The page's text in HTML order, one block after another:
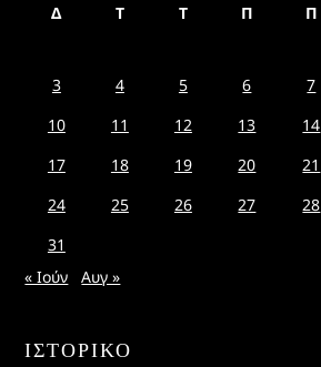
Δ Τ Τ Π Π
3
4 5 6 7
10
11 12 13 14
17
18 19 20 21
24
25 26 27 28
31
« Ιούν
Αυγ »
ΙΣΤΟΡΙΚΌ